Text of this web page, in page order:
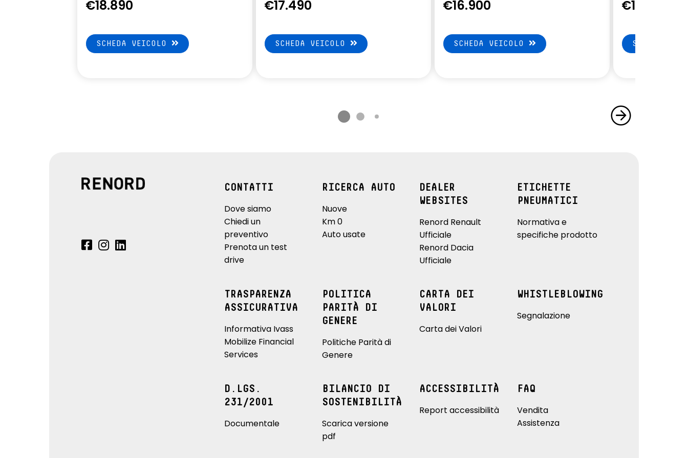
€18.890
SCHEDA VEICOLO
€17.490
SCHEDA VEICOLO
€16.900
SCHEDA VEICOLO
€19.900
SCHEDA
CONTATTI
Dove siamo
Chiedi un
preventivo
Prenota un test
drive
RICERCA AUTO
Nuove
Km 0
Auto usate
DEALER
WEBSITES
Renord Renault
Ufficiale
Renord Dacia
Ufficiale
ETICHETTE
PNEUMATICI
Normativa e
specifiche prodotto
TRASPARENZA
ASSICURATIVA
Informativa Ivass
Mobilize Financial
Services
POLITICA
PARITÀ DI
GENERE
Politiche Parità di
Genere
CARTA DEI
VALORI
Carta dei Valori
WHISTLEBLOWING
Segnalazione
D.LGS.
231/2001
Documentale
BILANCIO DI
SOSTENIBILITÀ
Scarica versione
pdf
ACCESSIBILITÀ
Report accessibilità
FAQ
Vendita
Assistenza